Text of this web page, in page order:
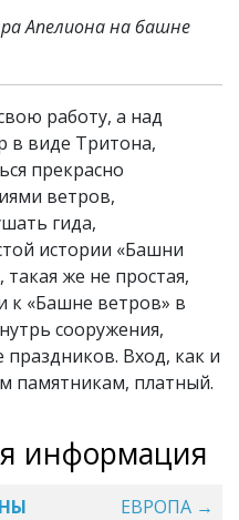
Апелиона на башне
работу, а над
в виде Тритона,
прекрасно
ветров,
гида,
истории «Башни
же не простая,
к «Башне ветров» в
сооружения,
Вход, как и
памятникам, платный.
информация
ЕВРОПА →